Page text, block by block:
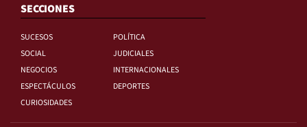
SECCIONES
SUCESOS
POLÍTICA
SOCIAL
JUDICIALES
NEGOCIOS
INTERNACIONALES
ESPECTÁCULOS
DEPORTES
CURIOSIDADES